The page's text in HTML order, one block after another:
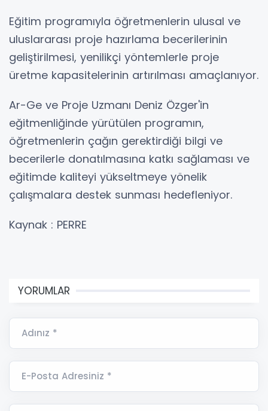
Eğitim programıyla öğretmenlerin ulusal ve
uluslararası proje hazırlama becerilerinin
geliştirilmesi, yenilikçi yöntemlerle proje
üretme kapasitelerinin artırılması amaçlanıyor.
Ar-Ge ve Proje Uzmanı Deniz Özger'in
eğitmenliğinde yürütülen programın,
öğretmenlerin çağın gerektirdiği bilgi ve
becerilerle donatılmasına katkı sağlaması ve
eğitimde kaliteyi yükseltmeye yönelik
çalışmalara destek sunması hedefleniyor.
Kaynak : PERRE
YORUMLAR
Adınız *
E-Posta Adresiniz *